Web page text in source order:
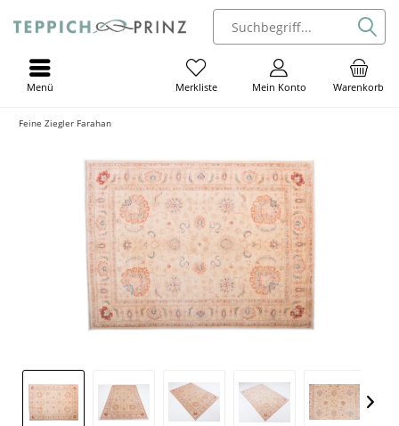
Warenkorb
Mein Konto
Merkliste
Menü
Feine Ziegler Farahan